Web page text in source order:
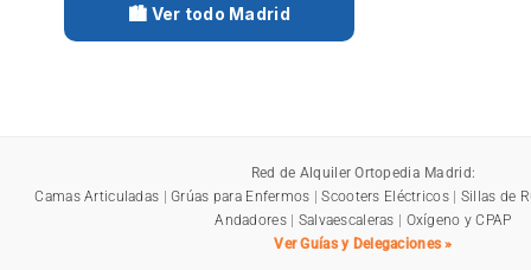
🏙️ Ver todo Madrid
Red de Alquiler Ortopedia Madrid:
Camas Articuladas |Grúas para Enfermos |Scooters Eléctricos| Sillas de
Andadores| Salvaescaleras | Oxígeno y CPAP
Ver Guías y Delegaciones »